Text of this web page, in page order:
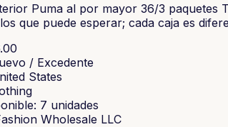
Puma al por mayor 36/3 paquetes
que puede esperar; cada caja es
/ Excedente
States
: 7 unidades
Wholesale LLC